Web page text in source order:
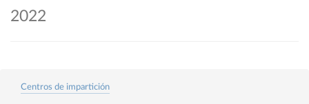
2022
Centros de impartición